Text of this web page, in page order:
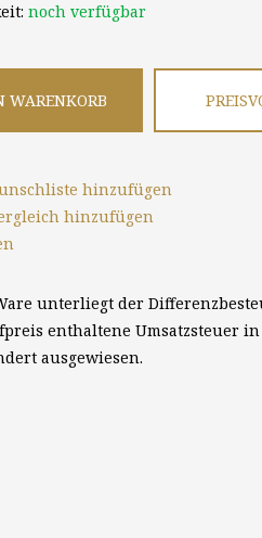
noch verfügbar
WARENKORB
hinzufügen
hinzufügen
unterliegt der
enthaltene Umsatzsteuer
ausgewiesen.